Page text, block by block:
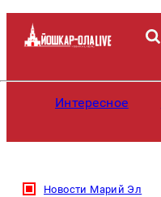
Интересное
Новости Марий Эл